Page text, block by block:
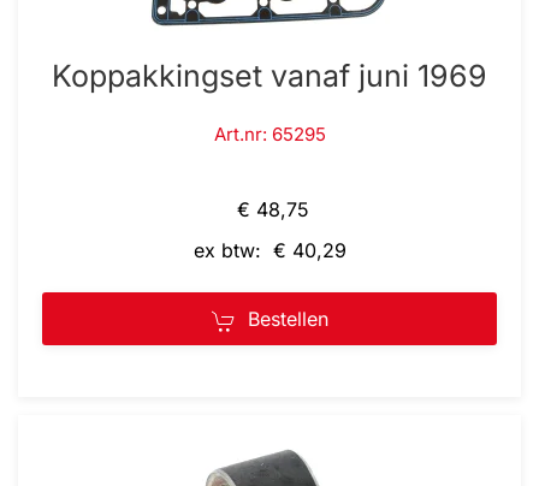
Koppakkingset vanaf juni 1969
Art.nr: 65295
€ 48,75
ex btw: € 40,29
Bestellen